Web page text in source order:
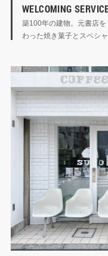
WELCOMING
築100年の建物。元書店
わった焼き菓子とスペシ